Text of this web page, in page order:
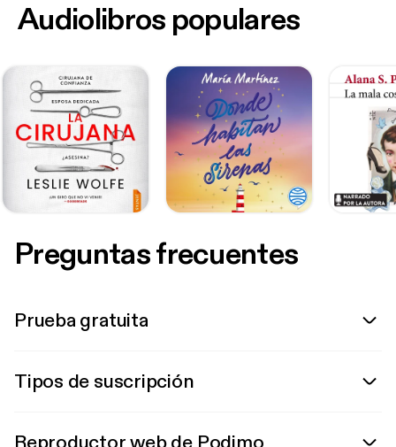
Audiolibros populares
Preguntas frecuentes
Prueba gratuita
Tipos de suscripción